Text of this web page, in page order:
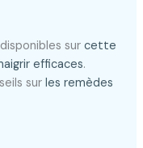
surcette
efficaces.
surles remèdes